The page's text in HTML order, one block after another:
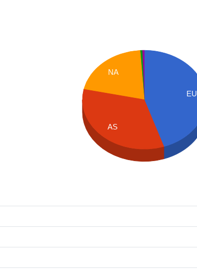
EU
NA
AS